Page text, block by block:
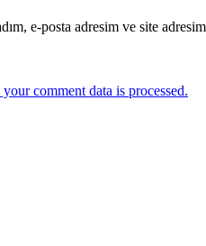
e-posta adresim ve site
comment data is processed.